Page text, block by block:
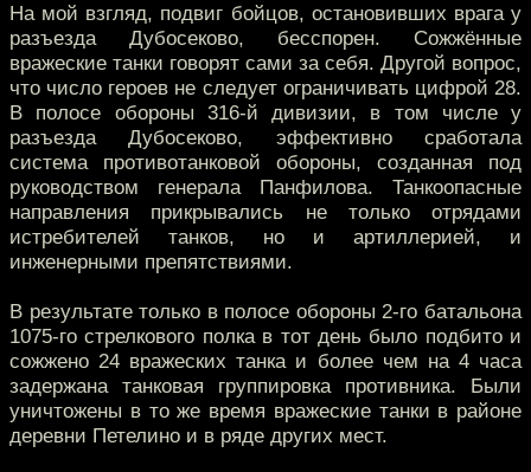
На мой взгляд, подвиг бойцов, остановивших врага у
разъезда Дубосеково, бесспорен. Сожжённые
вражеские танки говорят сами за себя. Другой вопрос,
что число героев не следует ограничивать цифрой 28.
В полосе обороны 316-й дивизии, в том числе у
разъезда Дубосеково, эффективно сработала
система противотанковой обороны, созданная под
руководством генерала Панфилова. Танкоопасные
направления прикрывались не только отрядами
истребителей танков, но и артиллерией, и
инженерными препятствиями.
В результате только в полосе обороны 2-го батальона
1075-го стрелкового полка в тот день было подбито и
сожжено 24 вражеских танка и более чем на 4 часа
задержана танковая группировка противника. Были
уничтожены в то же время вражеские танки в районе
деревни Петелино и в ряде других мест.